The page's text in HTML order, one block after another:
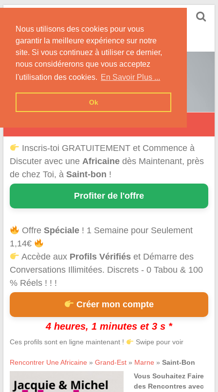
Nous utilisons des cookies pour vous
garantir la meilleure expérience sur notre
site. Si vous continuez à utiliser ce dernier,
nous considérerons que vous acceptez
l'utilisation des cookies. En Savoir Plus ...
Ok
Skip
content
Conseils et Infos pour la Rencontre d'une Belle
Africaine !
Inscris-toi GRATUITEMENT et Commence à
Discuter avec une Africainedès Maintenant, près
de chez Toi, à Saint-bon !
Profiter de l'offre
OffreSpéciale ! 1 Semaine pour Seulement
1,14€
Accède aux Profils Vérifiés et Démarre des
Conversations Illimitées. Discrets - 0 Tabou & 100
% Réels ! ! !
Créer mon compte
4 heures, 1 minutes et 3 s *
Ces profils sont en ligne maintenant ! Swipe pour voir
Rencontrer Une Africaine » Grand-Est» Marne » Saint-Bon
Vous Souhaitez Faire
des Rencontres avec